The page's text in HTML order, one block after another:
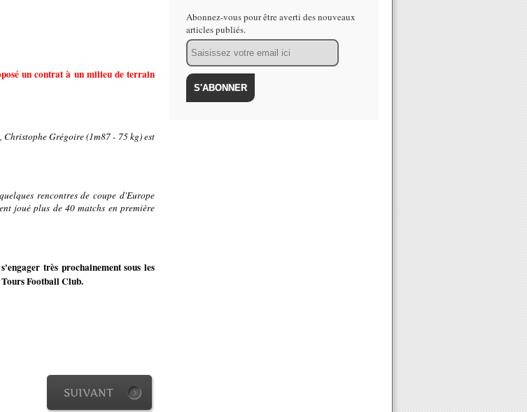
un contrat à un milieu de terrain
Grégoire (1m87 - 75 kg) est
rencontres de coupe d'Europe
joué plus de 40 matchs en première
très prochainement sous les
Football Club.
SUIVANT
Abonnez-vous pour être averti des nouveaux
articles publiés.
Email